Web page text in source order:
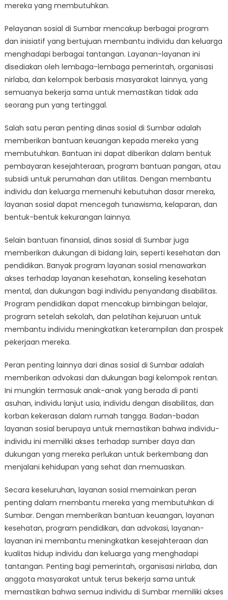
mereka yang membutuhkan.
Pelayanan sosial di Sumbar mencakup berbagai program
dan inisiatif yang bertujuan membantu individu dan keluarga
menghadapi berbagai tantangan. Layanan-layanan ini
disediakan oleh lembaga-lembaga pemerintah, organisasi
nirlaba, dan kelompok berbasis masyarakat lainnya, yang
semuanya bekerja sama untuk memastikan tidak ada
seorang pun yang tertinggal.
Salah satu peran penting dinas sosial di Sumbar adalah
memberikan bantuan keuangan kepada mereka yang
membutuhkan. Bantuan ini dapat diberikan dalam bentuk
pembayaran kesejahteraan, program bantuan pangan, atau
subsidi untuk perumahan dan utilitas. Dengan membantu
individu dan keluarga memenuhi kebutuhan dasar mereka,
layanan sosial dapat mencegah tunawisma, kelaparan, dan
bentuk-bentuk kekurangan lainnya.
Selain bantuan finansial, dinas sosial di Sumbar juga
memberikan dukungan di bidang lain, seperti kesehatan dan
pendidikan. Banyak program layanan sosial menawarkan
akses terhadap layanan kesehatan, konseling kesehatan
mental, dan dukungan bagi individu penyandang disabilitas.
Program pendidikan dapat mencakup bimbingan belajar,
program setelah sekolah, dan pelatihan kejuruan untuk
membantu individu meningkatkan keterampilan dan prospek
pekerjaan mereka.
Peran penting lainnya dari dinas sosial di Sumbar adalah
memberikan advokasi dan dukungan bagi kelompok rentan.
Ini mungkin termasuk anak-anak yang berada di panti
asuhan, individu lanjut usia, individu dengan disabilitas, dan
korban kekerasan dalam rumah tangga. Badan-badan
layanan sosial berupaya untuk memastikan bahwa individu-
individu ini memiliki akses terhadap sumber daya dan
dukungan yang mereka perlukan untuk berkembang dan
menjalani kehidupan yang sehat dan memuaskan.
Secara keseluruhan, layanan sosial memainkan peran
penting dalam membantu mereka yang membutuhkan di
Sumbar. Dengan memberikan bantuan keuangan, layanan
kesehatan, program pendidikan, dan advokasi, layanan-
layanan ini membantu meningkatkan kesejahteraan dan
kualitas hidup individu dan keluarga yang menghadapi
tantangan. Penting bagi pemerintah, organisasi nirlaba, dan
anggota masyarakat untuk terus bekerja sama untuk
memastikan bahwa semua individu di Sumbar memiliki akses